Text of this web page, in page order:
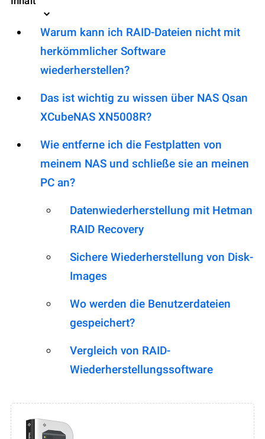
Warum kann ich RAID-Dateien nicht mit
herkömmlicher Software
wiederherstellen?
Das ist wichtig zu wissen über NAS Qsan
XCubeNAS XN5008R?
Wie entferne ich die Festplatten von
meinem NAS und schließe sie an meinen
PC an?
Datenwiederherstellung mit Hetman
RAID Recovery
Sichere Wiederherstellung von Disk-
Images
Wo werden die Benutzerdateien
gespeichert?
Vergleich von RAID-
Wiederherstellungssoftware